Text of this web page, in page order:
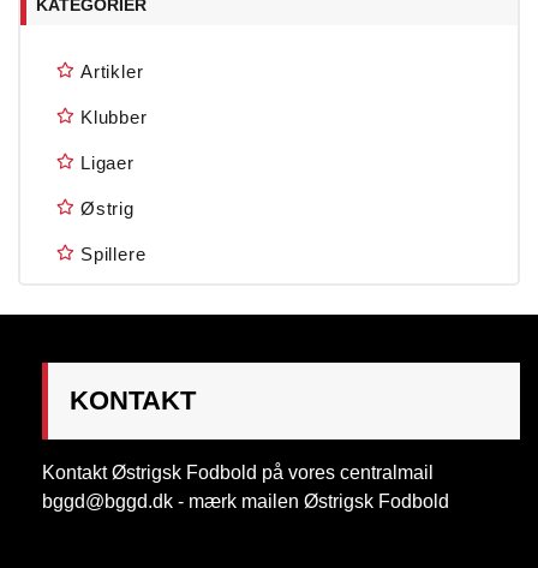
KATEGORIER
Artikler
Klubber
Ligaer
Østrig
Spillere
KONTAKT
Kontakt Østrigsk Fodbold på vores centralmail
bggd@bggd.dk - mærk mailen Østrigsk Fodbold